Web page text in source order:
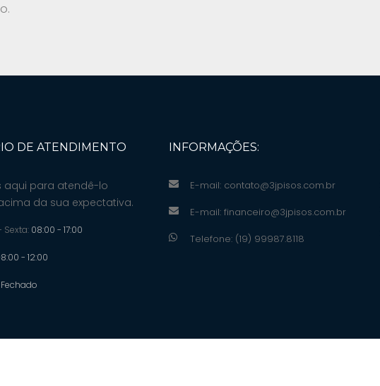
DE ATENDIMENTO
aqui para atendê-lo
da sua expectativa.
Sexta: 08:00 - 17:00
- 12:00
Fechado
INFORMAÇÕES:
E-mail: contato@3jpisos.com.br
E-mail: financeiro@3jpisos.com.br
Telefone: (19) 99987.8118